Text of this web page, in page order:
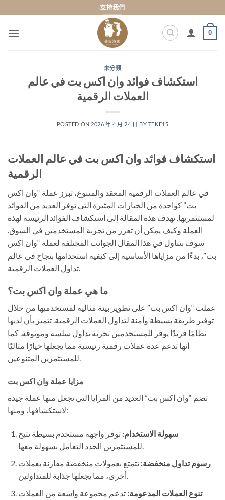
to
content
-支持我們-
0
未分類
استكشاف فوائد وان اكس بت في عالم
العملات الرقمية
POSTED ON 2026 年 4 月 24 日 BY TEKE15
استكشاف فوائد وان اكس بت في عالم العملات
الرقمية
في عالم العملات الرقمية المعقد والمتنوع، تبرز عملة “وان اكس
بت” كواحدة من الخيارات المثيرة التي توفر العديد من الفوائد
لمستثمريها. تهدف هذه المقالة إلى استكشاف الفوائد الرئيسة لهذه
العملة وكيف يمكن أن تعزز من تجربة المستخدمين في السوق.
سوف نتناول في هذا المقال الجوانب المختلفة لعملة “وان اكس
بت”، بدءًا من مزاياها الأساسية إلى كيفية استخدامها بنجاح في عالم
ما هي عملة وان اكس بت؟
عملت “وان اكس بت” على تطوير بيئة مثالية لمستخدميها من خلال
توفير طريقة بسيطة وآمنة لتداول العملات الرقمية. تتميز بأن لديها
نظامًا فريدًا يوفر للمستخدمين تجربة تداول سلسة وموثوقة. كما
أنها تدعم عدة عملات رقمية رئيسية مما يجعلها خيارًا مثاليًا
للمستثمرين المتنوعين.
مزايا عملة وان اكس بت
تضم “وان اكس بت” العديد من المزايا التي تجعل منها عملة جيدة
لاستكشافها، ومنها:
سهولة الاستخدام: توفر واجهة مستخدم بسيطة تتيح
رسوم تداول منخفضة: تتمتع بعمولات منخفضة مقارنة بعملات
أخرى، مما يجعلها جذابة للمتداولين.
تنوع العملات المدعومة: تدعم مجموعة واسعة من العملات